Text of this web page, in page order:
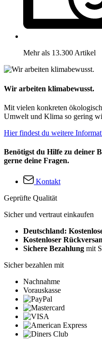
Mehr als 13.300 Artikel
Wir arbeiten klimabewusst.
Mit vielen konkreten
Umwelt und Klima so gering
Hier findest du weitere
Benötigst du Hilfe zu deiner
gerne deine Fragen.
Kontakt
Geprüfte Qualität
Sicher und vertraut einkaufen
Deutschland:
Kostenloser
Sichere Bezahlung mit
Sicher bezahlen mit
Nachnahme
Vorauskasse